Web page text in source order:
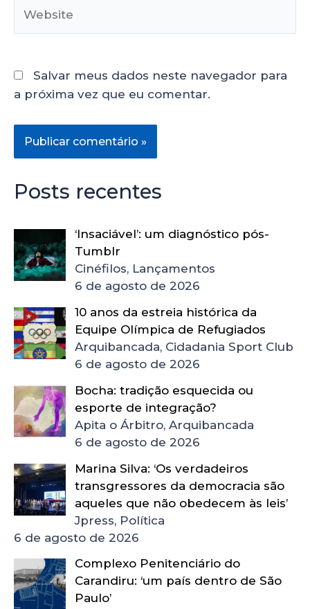
Salvar meus dados neste navegador para
a próxima vez que eu comentar.
Posts recentes
‘Insaciável’: um diagnóstico pós-
Tumblr
Cinéfilos, Lançamentos
6 de agosto de 2026
10 anos da estreia histórica da
Equipe Olímpica de Refugiados
Arquibancada, Cidadania Sport Club
6 de agosto de 2026
Bocha: tradição esquecida ou
esporte de integração?
Apita o Árbitro, Arquibancada
6 de agosto de 2026
Marina Silva: ‘Os verdadeiros
transgressores da democracia são
aqueles que não obedecem às leis’
Jpress, Política
6 de agosto de 2026
Complexo Penitenciário do
Carandiru: ‘um país dentro de São
Paulo’